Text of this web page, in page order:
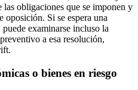
obligaciones que se imponen y
oposición. Si se espera una
examinarse incluso la
a esa resolución,
o bienes en riesgo